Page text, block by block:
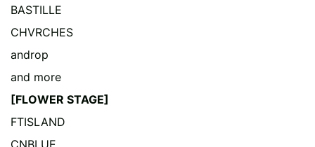
BASTILLE
CHVRCHES
androp
and more
[FLOWER STAGE]
FTISLAND
CNBLUE